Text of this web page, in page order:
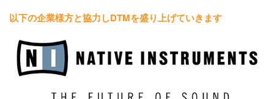
以下の企業様方と協力しDTMを盛り上げていきます